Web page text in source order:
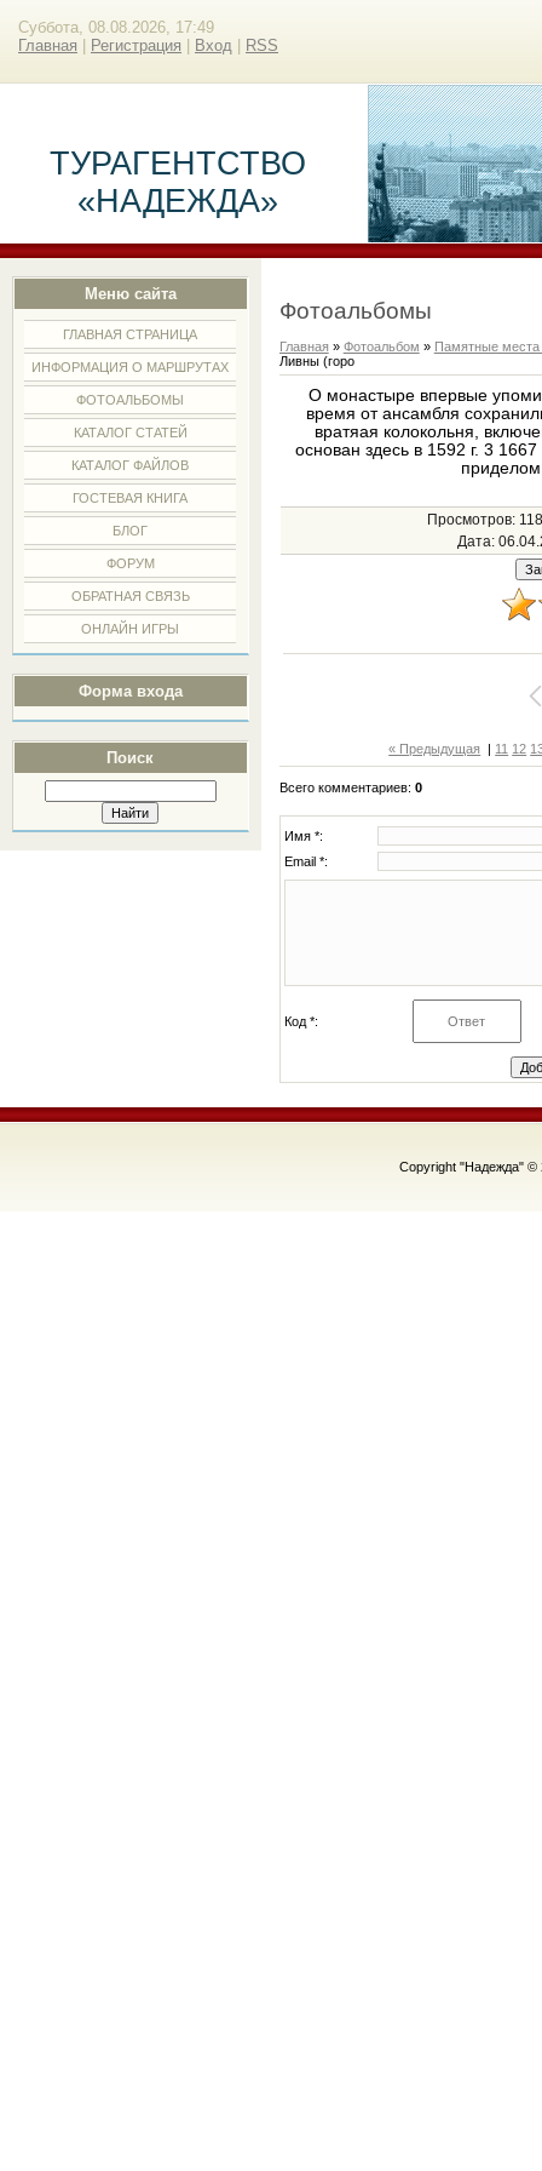
Суббота, 08.08.2026, 17:49
Главная
Регистрация Вход RSS
ТУРАГЕНТСТВО
«НАДЕЖДА»
Меню сайта
ГЛАВНАЯ СТРАНИЦА
ИНФОРМАЦИЯ О МАРШРУТАХ
ФОТОАЛЬБОМЫ
КАТАЛОГ СТАТЕЙ
КАТАЛОГ ФАЙЛОВ
ГОСТЕВАЯ КНИГА
БЛОГ
ФОРУМ
ОБРАТНАЯ СВЯЗЬ
ОНЛАЙН ИГРЫ
Форма входа
Поиск
Фотоальбомы
Главная » Фотоальбом » Памятные
Ливны (горо
О монастыре впервые
время от ансамбля
вратяая колокольня,
основан здесь в 1592 г. 3
Просмотров:
Дата:
« Предыдущая | 11 12
Всего комментариев: 0
Имя *:
Email *:
Код *:
Copyright "Надежда" ©